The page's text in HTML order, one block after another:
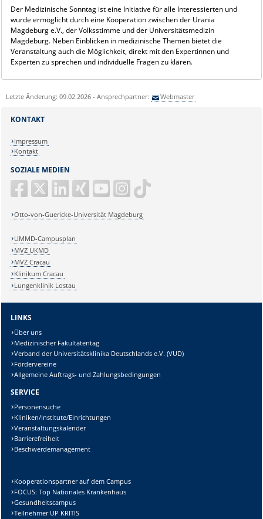
Der Medizinische Sonntag ist eine Initiative für alle Interessierten und
wurde ermöglicht durch eine Kooperation zwischen der Urania
Magdeburg e.V., der Volksstimme und der Universitätsmedizin
Magdeburg. Neben Einblicken in medizinische Themen bietet die
Veranstaltung auch die Möglichkeit, direkt mit den Expertinnen und
Experten zu sprechen und individuelle Fragen zu klären.
Letzte Änderung: 09.02.2026 - Ansprechpartner: Webmaster
SOZIALE MEDIEN
Otto-von-Guericke-Universität Magdeburg
KONTAKT
Impressum
Kontakt
UMMD-Campusplan
MVZ UKMD
MVZ Cracau
Klinikum Cracau
Lungenklinik Lostau
LINKS
Über uns
Medizinischer Fakultätentag
Verband der Universitätsklinika Deutschlands e.V. (VUD)
Fördervereine
Allgemeine Auftrags- und Zahlungsbedingungen
SERVICE
Personensuche
Kliniken/Institute/Einrichtungen
Veranstaltungskalender
Barrierefreiheit
Beschwerdemanagement
Kooperationspartner auf dem Campus
FOCUS: Top Nationales Krankenhaus
Gesundheitscampus
Teilnehmer UP KRITIS